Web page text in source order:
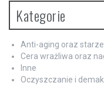
Kategorie
Anti-aging oraz
Cera wrażliwa oraz
Inne
Oczyszczanie i